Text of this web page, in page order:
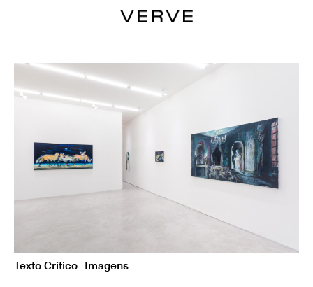
Texto Crítico Imagens